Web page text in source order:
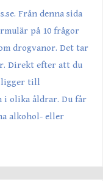
. Från denna sida
på 10 frågor
drogvanor. Det tar
Direkt efter att du
ligger till
i olika åldrar. Du får
alkohol- eller